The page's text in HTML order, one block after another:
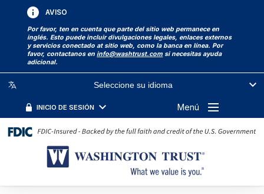
AVISO
Por favor, ten en cuenta que parte del sitio web permanece en
inglés. Esto puede incluir divulgaciones legales, enlaces externos
y servicios conectado at sitio web, como la banca en línea. Por
favor, contactanos eninfo@washtrust.com si necesitas ayuda
adicional.
Seleccione su idioma
INICIO DE SESIÓN Menú